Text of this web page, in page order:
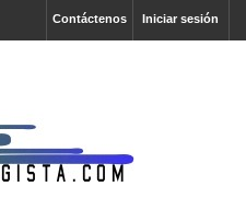
Iniciar sesión
Contáctenos